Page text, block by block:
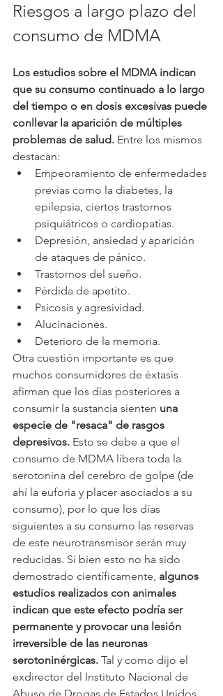
Riesgos a largo plazo del
consumo de MDMA
Los estudios sobre el MDMA indican
que su consumo continuado a lo largo
del tiempo o en dosis excesivas puede
conllevar la aparición de múltiples
problemas de salud. Entre los mismos
destacan:
Empeoramiento de enfermedades
previas como la diabetes, la
epilepsia, ciertos trastornos
psiquiátricos o cardiopatías.
Depresión, ansiedad y aparición
de ataques de pánico.
Trastornos del sueño.
Pérdida de apetito.
Psicosis y agresividad.
Alucinaciones.
Deterioro de la memoria.
Otra cuestión importante es que
muchos consumidores de éxtasis
afirman que los días posteriores a
consumir la sustancia sienten una
especie de "resaca" de rasgos
depresivos. Esto se debe a que el
consumo de MDMA libera toda la
serotonina del cerebro de golpe (de
ahí la euforia y placer asociados a su
consumo), por lo que los días
siguientes a su consumo las reservas
de este neurotransmisor serán muy
reducidas. Si bien esto no ha sido
demostrado científicamente, algunos
estudios realizados con animales
indican que este efecto podría ser
permanente y provocar una lesión
irreversible de las neuronas
serotoninérgicas. Tal y como dijo el
exdirector del Instituto Nacional de